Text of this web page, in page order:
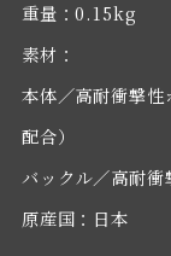
重量：0.15kg
素材：
本体／高耐衝撃
配合）
バックル／高耐
原産国：日本